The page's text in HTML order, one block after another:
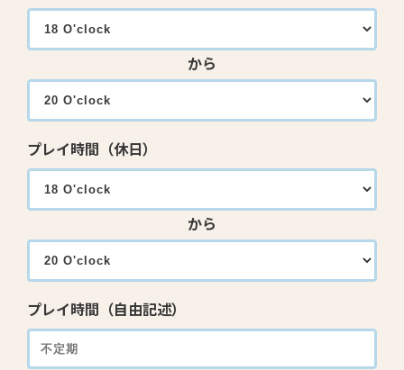
から
プレイ時間（休日）
から
プレイ時間（自由記述）